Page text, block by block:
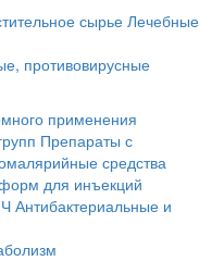
сырье Лечебные
противовирусные
применения
Препараты с
средства
для инъекций
Антибактериальные и